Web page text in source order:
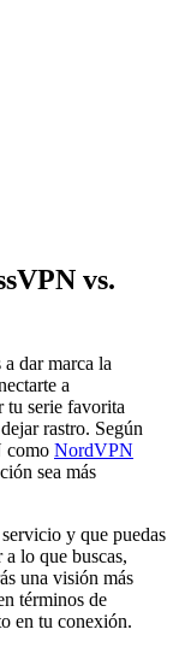
vs.
dar marca la
a
tu serie favorita
rastro. Según
como NordVPN
sea más
y que puedas
lo que buscas,
una visión más
términos de
en tu conexión.